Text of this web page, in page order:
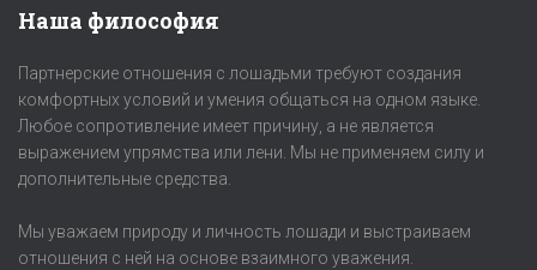
Наша философия
Партнерские отношения с лошадьми требуют создания
комфортных условий и умения общаться на одном языке.
Любое сопротивление имеет причину, а не является
выражением упрямства или лени. Мы не применяем силу и
дополнительные средства.
Мы уважаем природу и личность лошади и выстраиваем
отношения с ней на основе взаимного уважения.